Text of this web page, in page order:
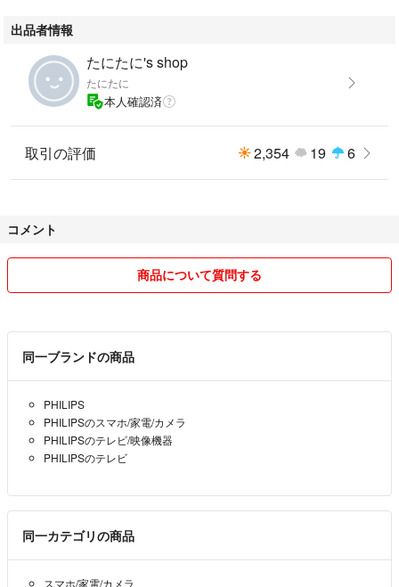
出品者情報
たにたに's shop
たにたに
本人確認済
取引の評価 2,354 19 6
コメント
商品について質問する
同一ブランドの商品
PHILIPS
PHILIPSのスマホ/家電/カメラ
PHILIPSのテレビ/映像機器
PHILIPSのテレビ
同一カテゴリの商品
スマホ/家電/カメラ